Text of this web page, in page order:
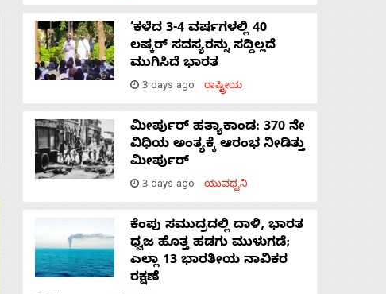
‘ಕಳೆದ 3-4 ವರ್ಷಗಳಲ್ಲಿ 40
ಲಷ್ಕರ್ ಸದಸ್ಯರನ್ನು ಸದ್ದಿಲ್ಲದೆ
ಮುಗಿಸಿದೆ ಭಾರತ
3 days ago ರಾಷ್ಟ್ರೀಯ
ಮೀರ್ಪುರ್ ಹತ್ಯಾಕಾಂಡ: 370 ನೇ
ವಿಧಿಯ ಅಂತ್ಯಕ್ಕೆ ಆರಂಭ ನೀಡಿತ್ತು
ಮೀರ್ಪುರ್
3 days ago ಯುವಧ್ವನಿ
ಕೆಂಪು ಸಮುದ್ರದಲ್ಲಿ ದಾಳಿ, ಭಾರತ
ಧ್ವಜ ಹೊತ್ತ ಹಡಗು ಮುಳುಗಡೆ;
ಎಲ್ಲಾ 13 ಭಾರತೀಯ ನಾವಿಕರ
ರಕ್ಷಣೆ